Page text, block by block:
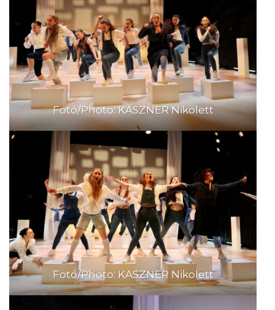
Fotó/Photo: KASZNER Nikolett
Fotó/Photo: KASZNER Nikolett